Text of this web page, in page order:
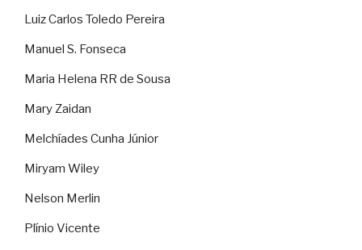
Luiz Carlos Toledo Pereira
Manuel S. Fonseca
Maria Helena RR de Sousa
Mary Zaidan
Melchíades Cunha Júnior
Miryam Wiley
Nelson Merlin
Plínio Vicente